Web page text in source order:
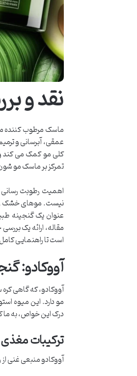
نقد و
ماسک مرطوب کننده
عمقی، آبرسانی و
کلی مو کمک می کند
تمرکز بر ماسک مو شون
اهمیت رطوبت رسانی
نیست. موهای خشک و
عنوان یک گنجینه
مقاله، ارائه یک
است تا راهنمایی
آووکادو:
آووکادو، که گاهی
مو دارد. این میوه
درک این خواص، به
ترکیبات
آووکادو منبعی غنی